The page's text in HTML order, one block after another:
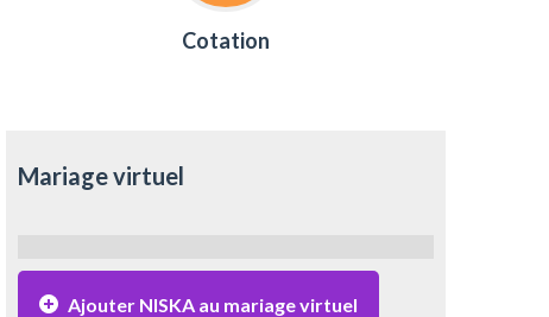
Cotation
Mariage virtuel
Ajouter NISKA au mariage virtuel